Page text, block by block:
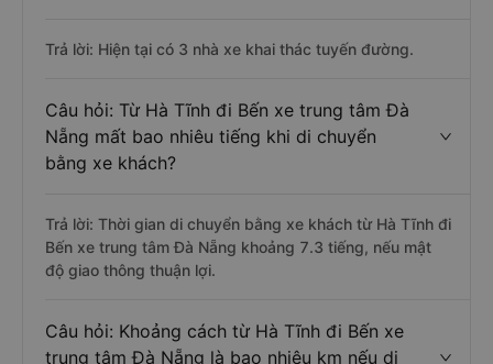
Trả lời: Hiện tại có 3 nhà xe khai thác tuyến đường.
Câu hỏi: Từ Hà Tĩnh đi Bến xe trung tâm Đà
Nẵng mất bao nhiêu tiếng khi di chuyển
bằng xe khách?
Trả lời: Thời gian di chuyển bằng xe khách từ Hà Tĩnh đi
Bến xe trung tâm Đà Nẵng khoảng 7.3 tiếng, nếu mật
độ giao thông thuận lợi.
Câu hỏi: Khoảng cách từ Hà Tĩnh đi Bến xe
trung tâm Đà Nẵng là bao nhiêu km nếu di